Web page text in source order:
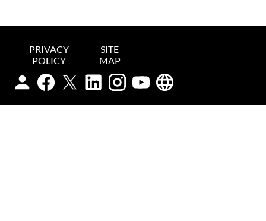
PRIVACY
POLICY
SITE
MAP